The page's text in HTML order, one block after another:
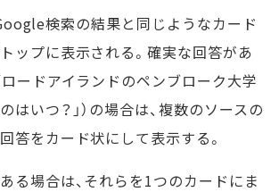
検索の結果と同じようなカード
ップに表示される。確実な回答があ
ロードアイランドのペンブローク大学
はいつ？」）の場合は、複数のソースの
答をカード状にして表示する。
る場合は、それらを1つのカードにま